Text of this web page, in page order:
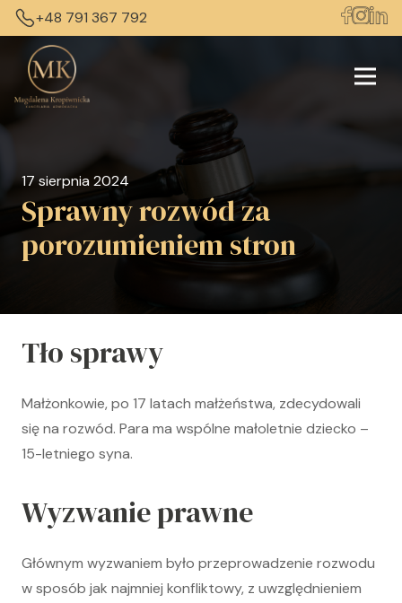
+48 791 367 792
17 sierpnia 2024
Sprawny rozwód za
porozumieniem stron
Tło sprawy
Małżonkowie, po 17 latach małżeństwa, zdecydowali
się na rozwód. Para ma wspólne małoletnie dziecko –
15-letniego syna.
Wyzwanie prawne
Głównym wyzwaniem było przeprowadzenie rozwodu
w sposób jak najmniej konfliktowy, z uwzględnieniem